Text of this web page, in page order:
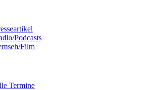
Podcasts
Film
Termine